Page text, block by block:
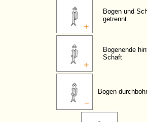
Bogen und
getrennt
Bogenende
Schaft
Bogen